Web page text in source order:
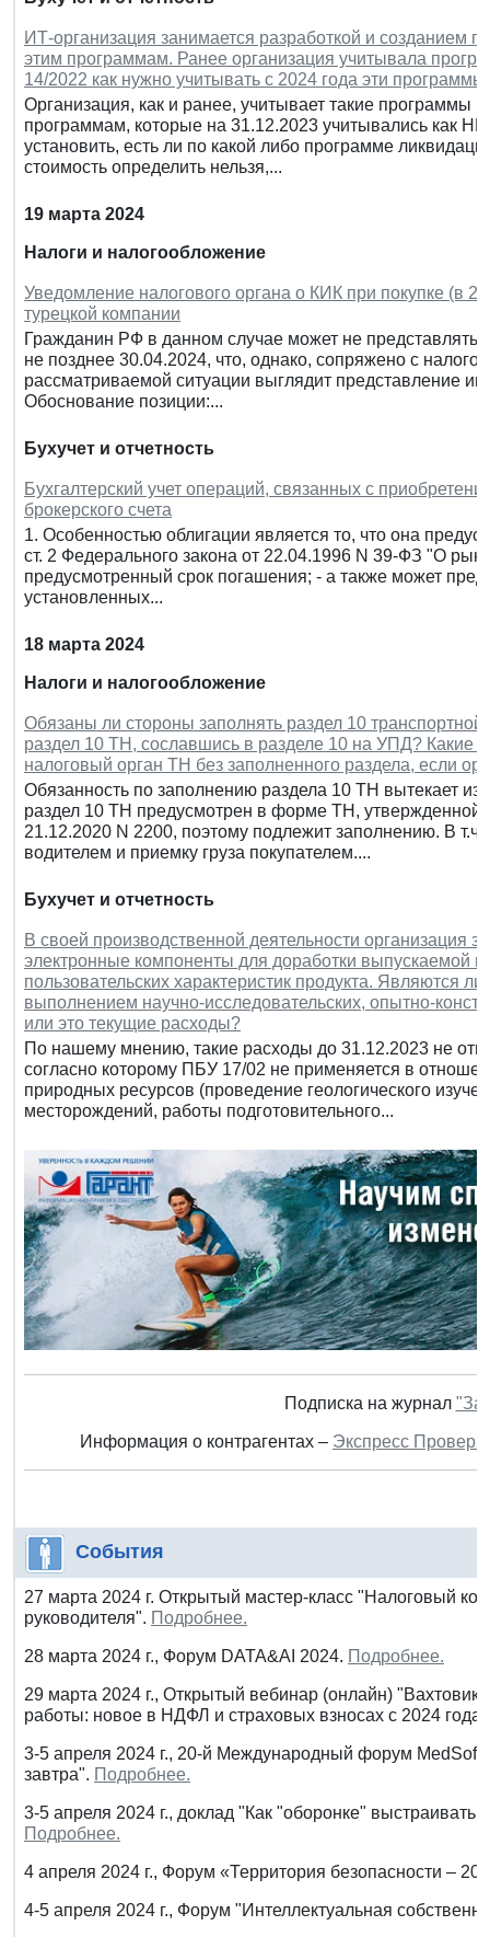
ИТ-организация занимается разработкой и созданием
этим программам. Ранее организация учитывала
14/2022 как нужно учитывать с 2024 года эти
Организация, как и ранее, учитывает такие программы
программам, которые на 31.12.2023 учитывались как
установить, есть ли по какой либо программе
стоимость определить нельзя,...
19 марта 2024
Налоги и налогообложение
Уведомление налогового органа о КИК при покупке (в
турецкой компании
Гражданин РФ в данном случае может не представлять
не позднее 30.04.2024, что, однако, сопряжено с
рассматриваемой ситуации выглядит представление
Обоснование позиции:...
Бухучет и отчетность
Бухгалтерский учет операций, связанных с
брокерского счета
1. Особенностью облигации является то, что она
ст. 2 Федерального закона от 22.04.1996 N 39-ФЗ "О
предусмотренный срок погашения; - а также может
установленных...
18 марта 2024
Налоги и налогообложение
Обязаны ли стороны заполнять раздел 10
раздел 10 ТН, сославшись в разделе 10 на УПД? Какие
налоговый орган ТН без заполненного раздела, если
Обязанность по заполнению раздела 10 ТН вытекает из
раздел 10 ТН предусмотрен в форме ТН, утвержденной
21.12.2020 N 2200, поэтому подлежит заполнению. В т.ч.
водителем и приемку груза покупателем....
Бухучет и отчетность
В своей производственной деятельности организация
электронные компоненты для доработки выпускаемой
пользовательских характеристик продукта. Являются
выполнением научно-исследовательских, опытно-
или это текущие расходы?
По нашему мнению, такие расходы до 31.12.2023 не
согласно которому ПБУ 17/02 не применяется в
природных ресурсов (проведение геологического
месторождений, работы подготовительного...
Подписка на журнал
Информация о контрагентах – Экспресс
События
27 марта 2024 г. Открытый мастер-класс "Налоговый
руководителя". Подробнее.
28 марта 2024 г., Форум DATA&AI 2024. Подробнее.
29 марта 2024 г., Открытый вебинар (онлайн)
работы: новое в НДФЛ и страховых взносах с 2024
3-5 апреля 2024 г., 20-й Международный форум
завтра". Подробнее.
3-5 апреля 2024 г., доклад "Как "оборонке"
Подробнее.
4 апреля 2024 г., Форум «Территория безопасности –
4-5 апреля 2024 г., Форум "Интеллектуальная